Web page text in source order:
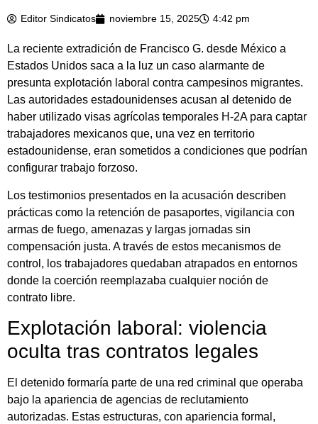
Editor Sindicatos noviembre 15, 2025 4:42 pm
La reciente extradición de Francisco G. desde México a
Estados Unidos saca a la luz un caso alarmante de
presunta explotación laboral contra campesinos migrantes.
Las autoridades estadounidenses acusan al detenido de
haber utilizado visas agrícolas temporales H-2A para captar
trabajadores mexicanos que, una vez en territorio
estadounidense, eran sometidos a condiciones que podrían
configurar trabajo forzoso.
Los testimonios presentados en la acusación describen
prácticas como la retención de pasaportes, vigilancia con
armas de fuego, amenazas y largas jornadas sin
compensación justa. A través de estos mecanismos de
control, los trabajadores quedaban atrapados en entornos
donde la coerción reemplazaba cualquier noción de
contrato libre.
Explotación laboral: violencia
oculta tras contratos legales
El detenido formaría parte de una red criminal que operaba
bajo la apariencia de agencias de reclutamiento
autorizadas. Estas estructuras, con apariencia formal,